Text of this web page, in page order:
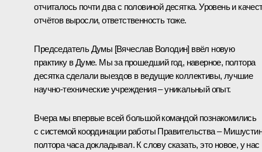
отчиталось почти два с половиной десятка. Уровень и
отчётов выросли, ответственность тоже.
Председатель Думы [Вячеслав Володин] ввёл новую
практику в Думе. Мы за прошедший год, наверное, полтора
десятка сделали выездов в ведущие коллективы, лучшие
научно-технические учреждения – уникальный опыт.
Вчера мы впервые всей большой командой познакомились
с системой координации работы Правительства – Мишустин
полтора часа докладывал. К слову сказать, это новое, у нас